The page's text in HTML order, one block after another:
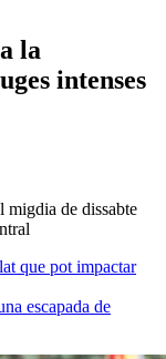
la
intenses
migdia de dissabte
que pot impactar
escapada de